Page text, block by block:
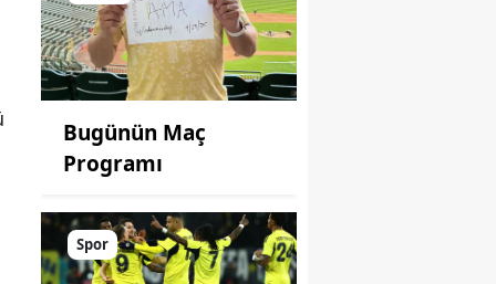
Bugünün Maç
Programı
Spor